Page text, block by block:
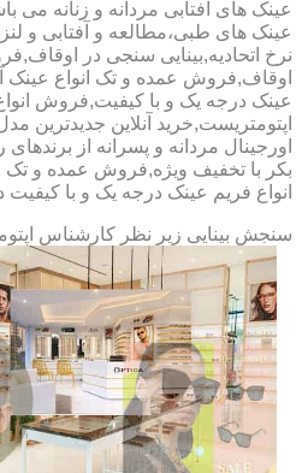
عینک های آفتابی مردانه و زنانه
عینک های طبی،مطالعه و آفتابی و
نرخ اتحادیه,بینایی سنجی در
اوقاف,فروش عمده و تک انواع عینک
عینک درجه یک و با کیفیت,فروش
اپتومتریست,خرید آنلاین جدیدترین
اورجینال مردانه و پسرانه از برندهای
بکر با تخفیف ویژه,فروش عمده و تک
انواع فریم عینک درجه یک و با کیفیت
سنجش بینایی زیر نظر کارشناس